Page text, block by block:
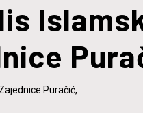
Puračić,